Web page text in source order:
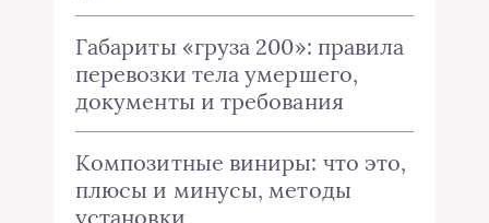
Габариты «груза 200»: правила
перевозки тела умершего,
документы и требования
Композитные виниры: что это,
плюсы и минусы, методы
установки